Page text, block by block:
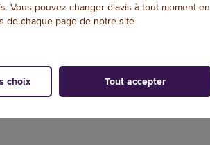
orange, 12 V / 55 watts - Iwh
Vous pouvez changer d'avis à tout moment en
de chaque page de notre site.
choix Tout accepter